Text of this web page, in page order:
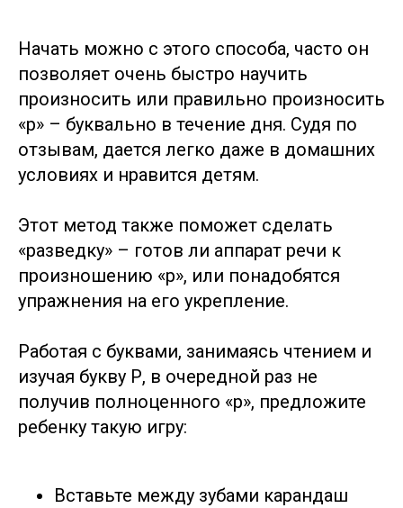
Начать можно с этого способа, часто он
позволяет очень быстро научить
произносить или правильно произносить
«р» – буквально в течение дня. Судя по
отзывам, дается легко даже в домашних
условиях и нравится детям.
Этот метод также поможет сделать
«разведку» – готов ли аппарат речи к
произношению «р», или понадобятся
упражнения на его укрепление.
Работая с буквами, занимаясь чтением и
изучая букву Р, в очередной раз не
получив полноценного «р», предложите
ребенку такую игру:
Вставьте между зубами карандаш